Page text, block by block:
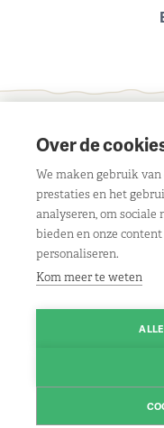
Contact
Liersebaan 303,
Openingsuren
08.30u
08.30u
08.30u
Klantenservice
Contact
Facebook
Instagram
Over de
We maken gebruik van
prestaties en het
analyseren, om
bieden en onze
personaliseren.
Kom meer te weten